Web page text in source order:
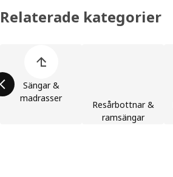
Relaterade kategorier
Sängar &
madrasser
Resårbottnar &
ramsängar